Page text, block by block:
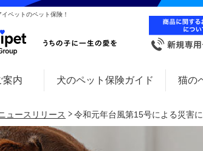
ペットのペット保険！
案内 犬のペット保険ガイド 猫の
ュースリリース 令和元年台風第15号による災害